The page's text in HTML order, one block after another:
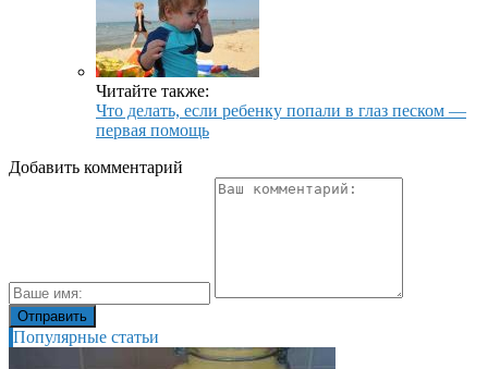
Читайте также:
Что делать, если ребенку попали в глаз песком —
первая помощь
Добавить комментарий
Популярные статьи